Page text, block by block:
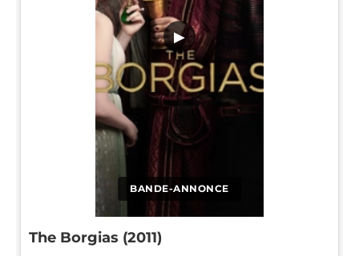
BANDE-ANNONCE
▶
The Borgias (2011)